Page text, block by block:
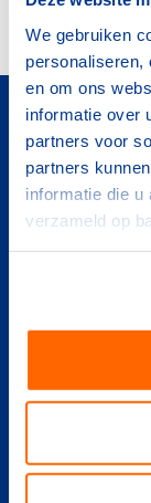
We gebruiken
personaliseren,
en om ons
informatie over
partners voor
partners
informatie die u
verzameld op
Contact
Heb je een
contact op.